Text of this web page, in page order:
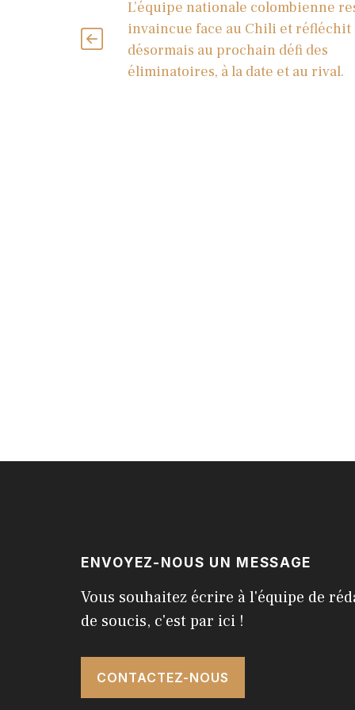
L’équipe nationale colombienne
invaincue face au Chili et réfléchit
désormais au prochain défi des
éliminatoires, à la date et au rival.
ENVOYEZ-NOUS UN MESSAGE
Vous souhaitez écrire à l'équipe de
de soucis, c'est par ici !
CONTACTEZ-NOUS